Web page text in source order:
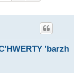
'barzh